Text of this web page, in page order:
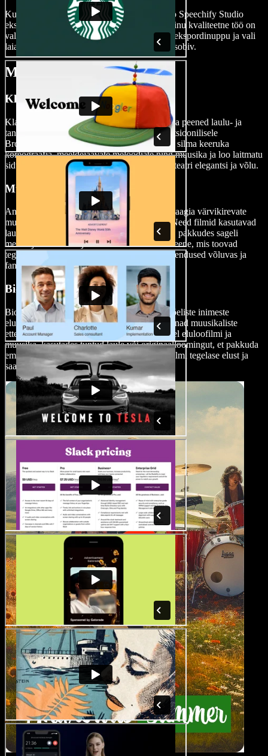
Kui sinu muusikaline film on valmis, muudab Speechify Studio
eksportimise kiireks ja sujuvaks, tagades, et sinu kvaliteetne töö on
valmis maailmaga jagamiseks. Vajuta lihtsalt ekspordinuppu ja vali
laia videofailivormingute valiku seast endale sobiv.
Muusikaliste filmide tüübid
Klassikalised muusikalid
Klassikalised muusikalid toovad esile ajatud ja peened laulu- ja
tantsunumbrid, mis teevad kummarduse traditsioonilisele
Broadwayle ja teatrile. Need filmid paistavad silma keeruka
koreograafia, meeldejäävate meloodiate ning muusika ja loo laitmatu
sidumisega, tuues esile klassikalise muusikaliteatri elegantsi ja võlu.
Muusikalised animafilmid
Animamuusikalid ühendavad animatsiooni maagia värvikirevate
muusikanumbritega ja sobivad kogu perele. Need filmid kasutavad
laulu- ja tantsunumbreid loo edasi andmiseks, pakkudes sageli
meeldejäävaid laule ja visuaalselt köitvaid stseene, mis toovad
tegelaskujud ja nende muusikalised eneseväljendused võluvas ja
fantaasiarikkas võtmes ellu.
Biograafilised muusikalid
Biograafilised muusikalid heidavad valgust tõeliste inimeste
elulugudele, põimides nende isiklikud teekonnad muusikaliste
etteastetega. Need filmid seovad põneval moel eluloofilmi ja
muusika, kasutades tuntud laule või originaalloomingut, et pakkuda
emotsionaalset ja tihti inspireerivat portreed filmi tegelase elust ja
saavutustest.